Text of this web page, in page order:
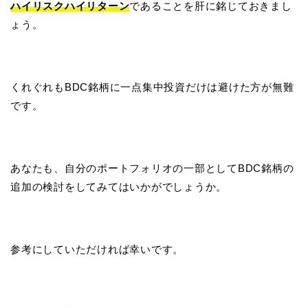
ハイリスクハイリターンであることを肝に銘じておきまし
ょう。
くれぐれもBDC銘柄に一点集中投資だけは避けた方が無難
です。
あなたも、自分のポートフォリオの一部としてBDC銘柄の
追加の検討をしてみてはいかがでしょうか。
参考にしていただければ幸いです。